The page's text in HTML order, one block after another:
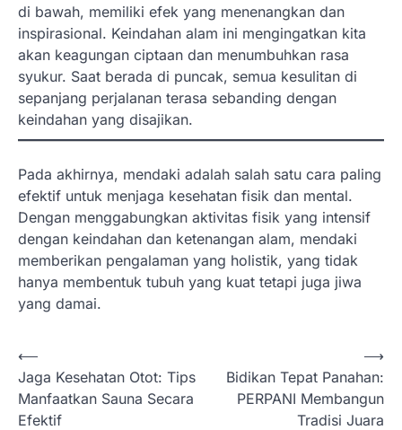
di bawah, memiliki efek yang menenangkan dan
inspirasional. Keindahan alam ini mengingatkan kita
akan keagungan ciptaan dan menumbuhkan rasa
syukur. Saat berada di puncak, semua kesulitan di
sepanjang perjalanan terasa sebanding dengan
keindahan yang disajikan.
Pada akhirnya, mendaki adalah salah satu cara paling
efektif untuk menjaga kesehatan fisik dan mental.
Dengan menggabungkan aktivitas fisik yang intensif
dengan keindahan dan ketenangan alam, mendaki
memberikan pengalaman yang holistik, yang tidak
hanya membentuk tubuh yang kuat tetapi juga jiwa
yang damai.
N
a
v
⟵
Jaga Kesehatan Otot: Tips
Manfaatkan Sauna Secara
Efektif
Bidikan Tepat Panahan:
PERPANI Membangun
Tradisi Juara
⟶